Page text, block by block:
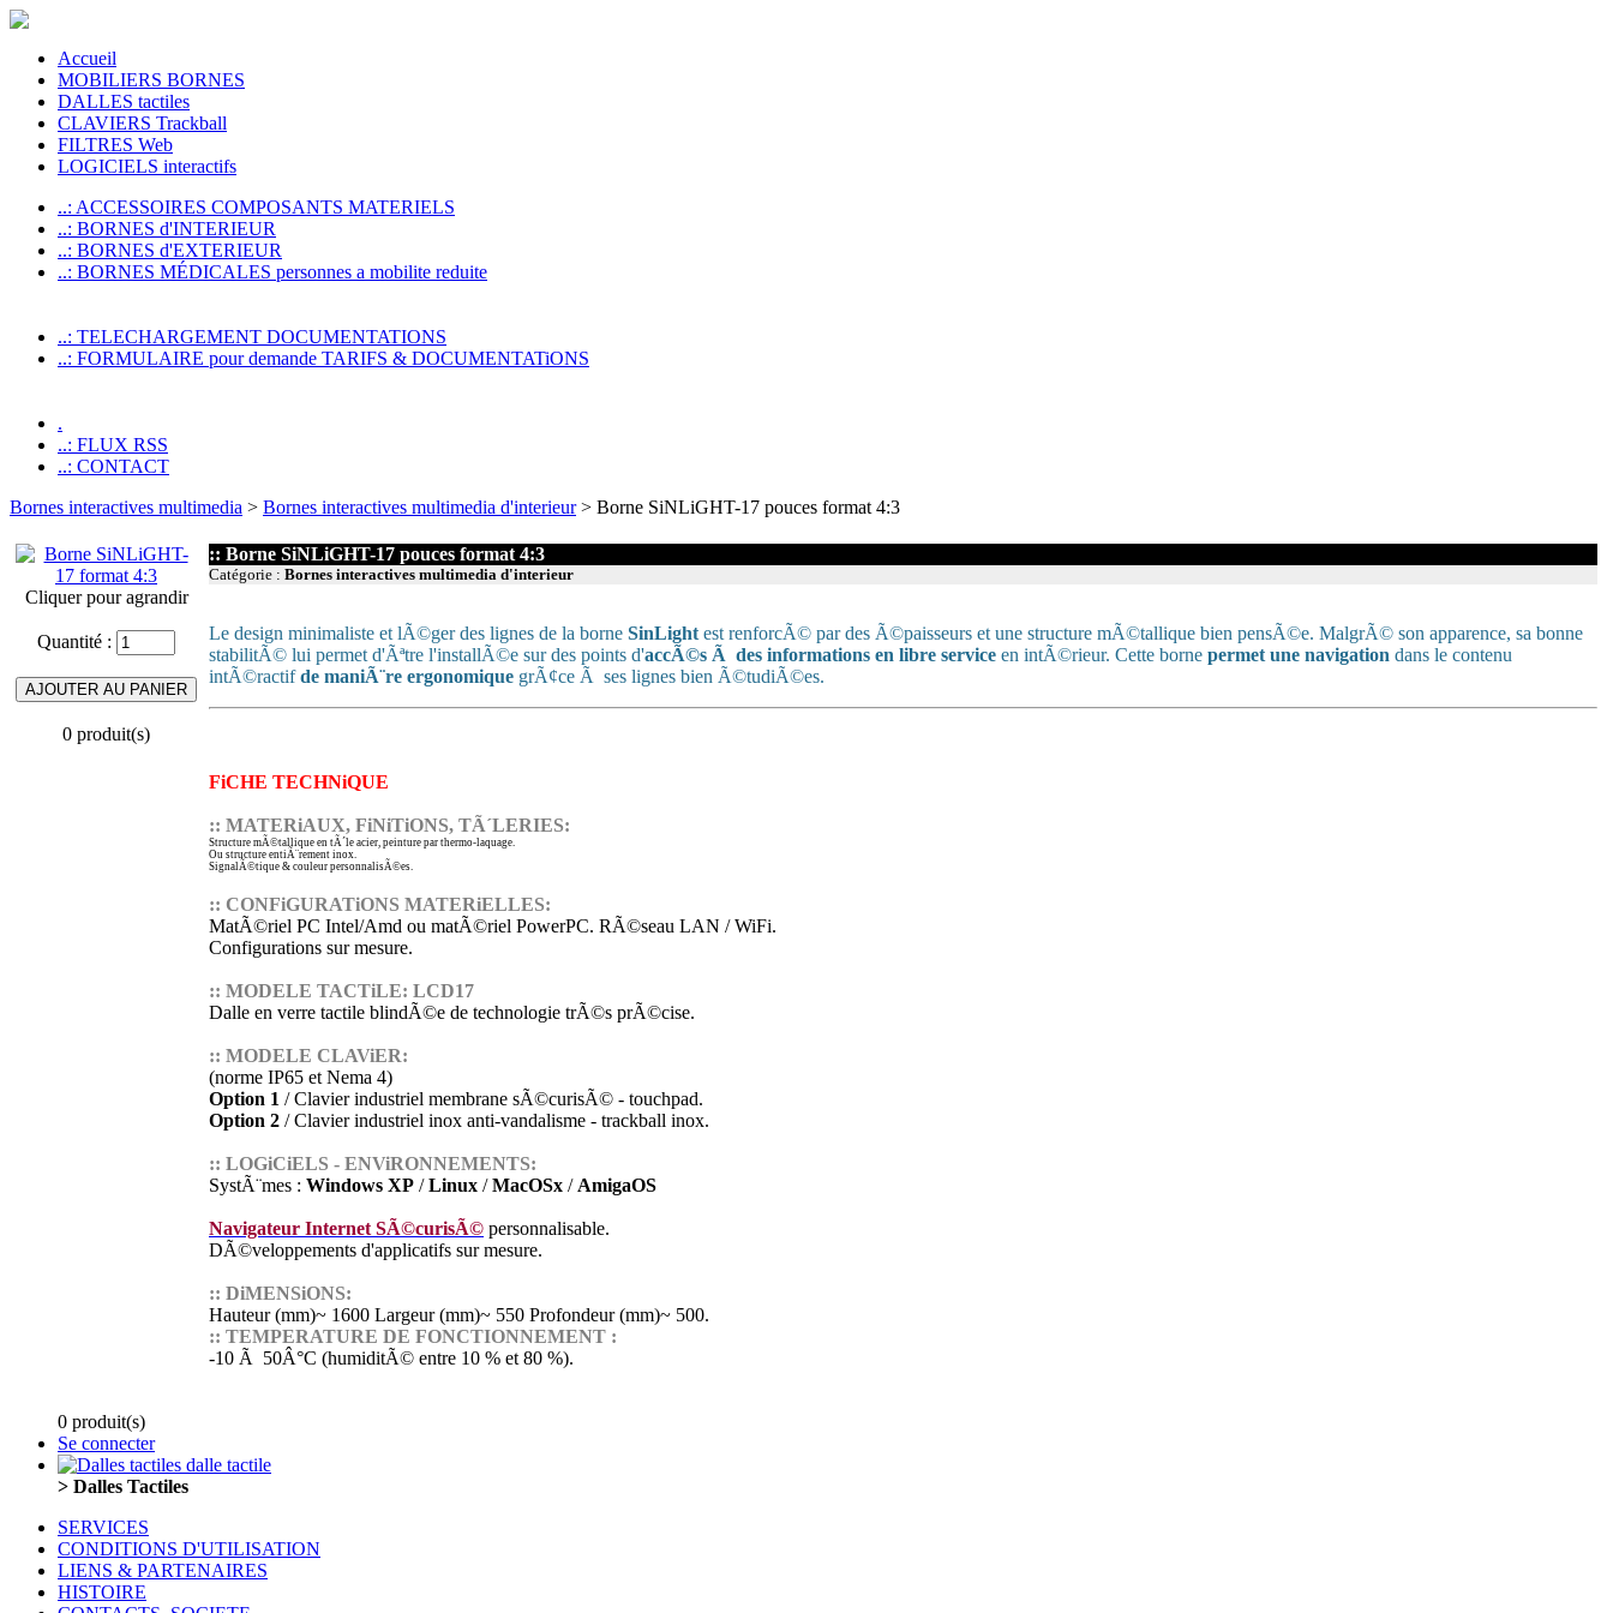
Accueil
MOBILIERS BORNES
DALLES tactiles
CLAVIERS Trackball
FILTRES Web
LOGICIELS interactifs
..: ACCESSOIRES COMPOSANTS MATERIELS
..: BORNES d'INTERIEUR
..: BORNES d'EXTERIEUR
..: BORNES MÉDICALES personnes a mobilite reduite
..: TELECHARGEMENT DOCUMENTATIONS
..: FORMULAIRE pour demande TARIFS & DOCUMENTATiONS
.
..: FLUX RSS
..: CONTACT
Bornes interactives multimedia > Bornes interactives multimedia d'interieur> Borne SiNLiGHT-17 pouces format 4:3
Cliquer pour agrandir
Quantité :
0 produit(s)
:: Borne SiNLiGHT-17 pouces format 4:3
Catégorie : Bornes interactives multimedia d'interieur
Le design minimaliste et lÃ©ger des lignes de la borne SinLight est renforcÃ© par des Ã©paisseurs et une structure mÃ©tallique bien pensÃ©e. MalgrÃ© son apparence, sa bonne
stabilitÃ© lui permet d'Ãªtre l'installÃ©e sur des points d'accÃ©s Ã des informations en libre service en intÃ©rieur. Cette borne permet une navigation dans le contenu
intÃ©ractifde maniÃ¨re ergonomique grÃ¢ce Ã ses lignes bien Ã©tudiÃ©es.
FiCHE TECHNiQUE
:: MATERiAUX, FiNiTiONS, TÃ´LERIES:
Structure mÃ©tallique en tÃ´le acier, peinture par thermo-laquage.
Ou structure entiÃ¨rement inox.
SignalÃ©tique & couleur personnalisÃ©es.
:: CONFiGURATiONS MATERiELLES:
MatÃ©riel PC Intel/Amd ou matÃ©riel PowerPC. RÃ©seau LAN / WiFi.
Configurations sur mesure.
:: MODELE TACTiLE: LCD17
Dalle en verre tactile blindÃ©e de technologie trÃ©s prÃ©cise.
:: MODELE CLAViER:
(norme IP65 et Nema 4)
Option 1 / Clavier industriel membrane sÃ©curisÃ© - touchpad.
Option 2 / Clavier industriel inox anti-vandalisme - trackball inox.
:: LOGiCiELS - ENViRONNEMENTS:
SystÃ¨mes : Windows XP /Linux /MacOSx / AmigaOS
Navigateur Internet SÃ©curisÃ© personnalisable.
DÃ©veloppements d'applicatifs sur mesure.
:: DiMENSiONS:
Hauteur (mm)~ 1600 Largeur (mm)~ 550 Profondeur (mm)~ 500.
:: TEMPERATURE DE FONCTIONNEMENT :
-10 Ã 50Â°C (humiditÃ© entre 10 % et 80 %).
0 produit(s)
Se connecter
> Dalles Tactiles
SERVICES
CONDITIONS D'UTILISATION
LIENS & PARTENAIRES
HISTOIRE